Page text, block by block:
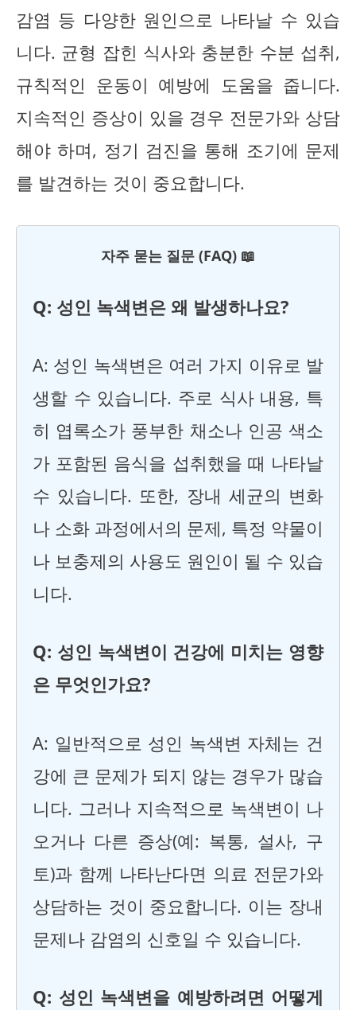
감염 등 다양한 원인으로 나타날 수 있습
니다. 균형 잡힌 식사와 충분한 수분 섭취,
규칙적인 운동이 예방에 도움을 줍니다.
지속적인 증상이 있을 경우 전문가와 상담
해야 하며, 정기 검진을 통해 조기에 문제
를 발견하는 것이 중요합니다.
자주 묻는 질문 (FAQ) 📖
Q: 성인 녹색변은 왜 발생하나요?
A: 성인 녹색변은 여러 가지 이유로 발
생할 수 있습니다. 주로 식사 내용, 특
히 엽록소가 풍부한 채소나 인공 색소
가 포함된 음식을 섭취했을 때 나타날
수 있습니다. 또한, 장내 세균의 변화
나 소화 과정에서의 문제, 특정 약물이
나 보충제의 사용도 원인이 될 수 있습
니다.
Q: 성인 녹색변이 건강에 미치는 영향
은 무엇인가요?
A: 일반적으로 성인 녹색변 자체는 건
강에 큰 문제가 되지 않는 경우가 많습
니다. 그러나 지속적으로 녹색변이 나
오거나 다른 증상(예: 복통, 설사, 구
토)과 함께 나타난다면 의료 전문가와
상담하는 것이 중요합니다. 이는 장내
문제나 감염의 신호일 수 있습니다.
Q: 성인 녹색변을 예방하려면 어떻게